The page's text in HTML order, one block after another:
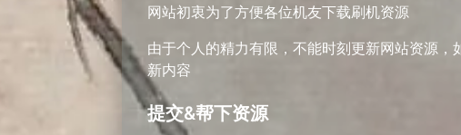
网站初衷为了方便各位机友下载刷机资源
由于个人的精力有限，不能时刻更新网站资源
新内容
提交&帮下资源